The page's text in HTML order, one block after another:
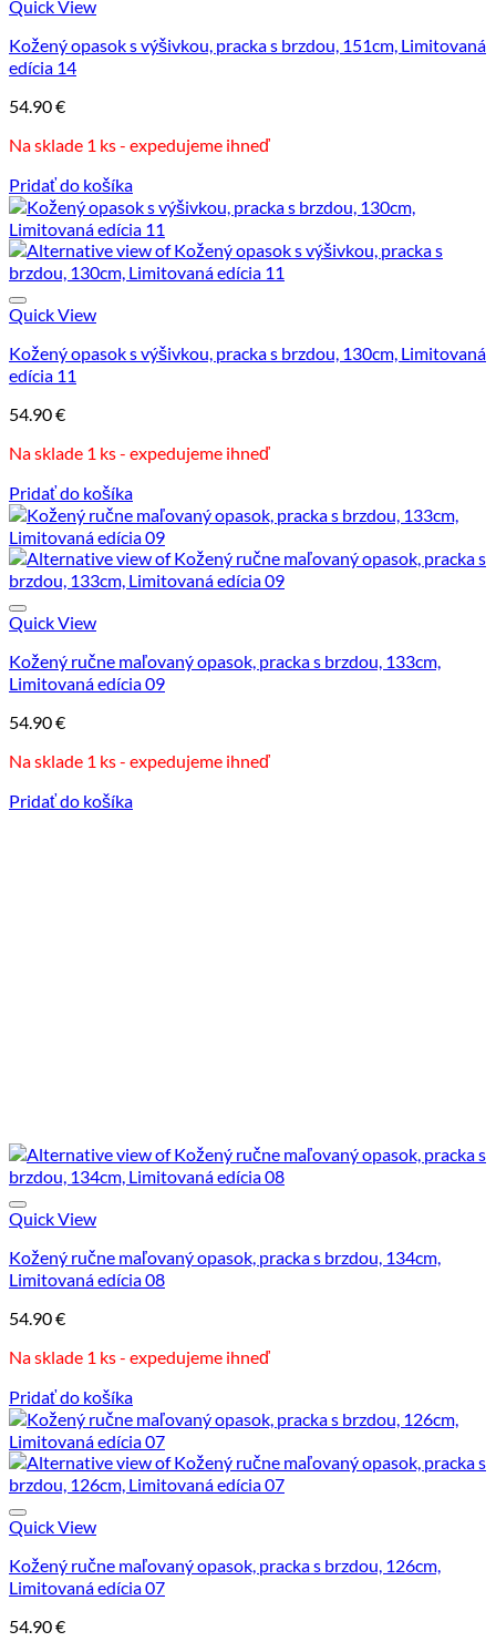
môžete
vybrať
stránke
Quick View
Kožený opasok s výšivkou, pracka s brzdou, 151cm, Limitovaná
edícia 14
54.90€
Na sklade 1 ks - expedujeme ihneď
Pridať do košíka
Quick View
Kožený opasok s výšivkou, pracka s brzdou, 130cm, Limitovaná
edícia 11
54.90€
Na sklade 1 ks - expedujeme ihneď
Pridať do košíka
Quick View
Kožený ručne maľovaný opasok, pracka s brzdou, 133cm,
Limitovaná edícia 09
54.90€
Na sklade 1 ks - expedujeme ihneď
Pridať do košíka
Quick View
Kožený ručne maľovaný opasok, pracka s brzdou, 134cm,
Limitovaná edícia 08
54.90€
Na sklade 1 ks - expedujeme ihneď
Pridať do košíka
Quick View
Kožený ručne maľovaný opasok, pracka s brzdou, 126cm,
Limitovaná edícia 07
54.90€